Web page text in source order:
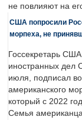
не повлияют на
США попросили
морпеха, не
Госсекретарь
иностранных дел
июля, подписал
американского
который с 2022
Семья